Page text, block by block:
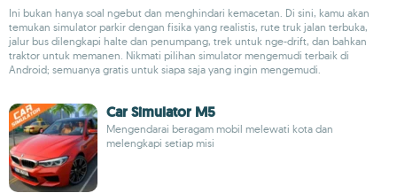
Ini bukan hanya soal ngebut dan menghindari kemacetan. Di sini, kamu akan
temukan simulator parkir dengan fisika yang realistis, rute truk jalan terbuka,
jalur bus dilengkapi halte dan penumpang, trek untuk nge-drift, dan bahkan
traktor untuk memanen. Nikmati pilihan simulator mengemudi terbaik di
Android; semuanya gratis untuk siapa saja yang ingin mengemudi.
Car Simulator M5
Mengendarai beragam mobil melewati kota dan
melengkapi setiap misi